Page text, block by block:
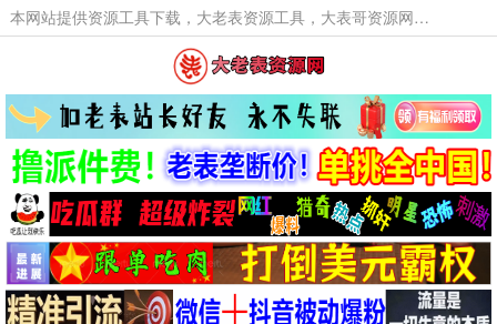
本网站提供资源工具下载，大老表资源工具，大表哥资源网软件工具，大老表资源下载，活动线报福利资源分享,活动线报，大型网游经典游戏，网络热门技术游戏辅助交流与分享。